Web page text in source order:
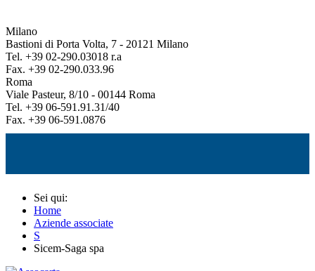
Milano
Bastioni di Porta Volta, 7 - 20121 Milano
Tel. +39 02-290.03018 r.a
Fax. +39 02-290.033.96
Roma
Viale Pasteur, 8/10 - 00144 Roma
Tel. +39 06-591.91.31/40
Fax. +39 06-591.0876
Sei qui:
Home
Aziende associate
S
Sicem-Saga spa